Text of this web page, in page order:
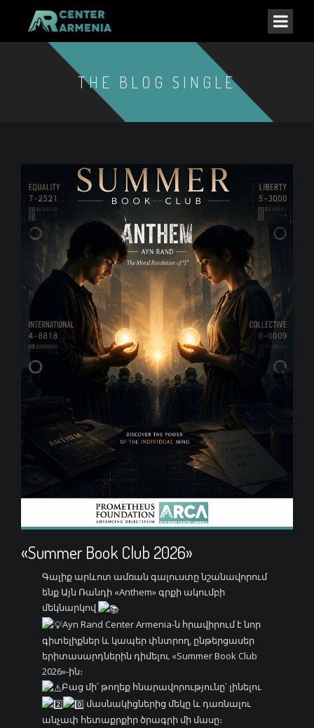
THE BLOG SINGLE
«Summer Book Club 2026»
Գալիք արևոտ ամռան գալուստը նշանավորում
ենք Այն Ռանդի «Anthem» գրքի ակումբի
մեկնարկով
Ayn Rand Center Armenia-ն հրավիրում է նոր
գիտելիքներ և կապեր փնտրող, ընթերցասեր
երիտասարդներին դիմելու «Summer Book Club
2026»-ին։
Բաց մի՛ թողեք հնարավորությունը՝ լինելու
մասնակիցներից մեկը և դառնալու
անչափ հետաքրքիր ծրագրի մի մասը։